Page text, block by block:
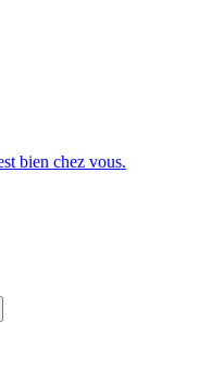
bien chez vous.